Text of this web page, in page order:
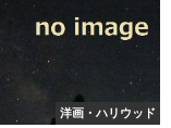
洋画・ハリウッド